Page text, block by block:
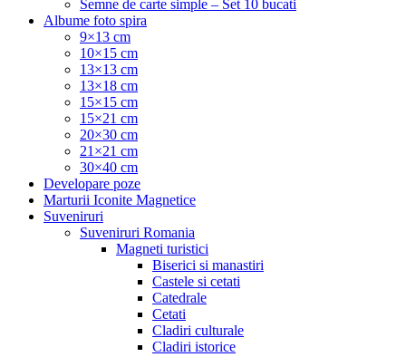
Semne de carte simple – Set 10 bucati
Albume foto spira
9×13 cm
10×15 cm
13×13 cm
13×18 cm
15×15 cm
15×21 cm
20×30 cm
21×21 cm
30×40 cm
Developare poze
Marturii Iconite Magnetice
Suveniruri
Suveniruri Romania
Magneti turistici
Biserici si manastiri
Castele si cetati
Catedrale
Cetati
Cladiri culturale
Cladiri istorice